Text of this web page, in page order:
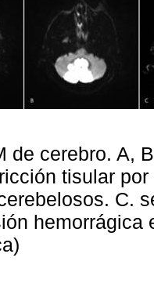
de cerebro. A,
tisular
C.
hemorrágica